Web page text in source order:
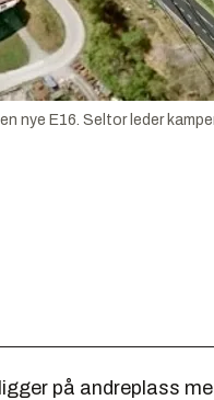
nye E16. Seltor leder
på andreplass